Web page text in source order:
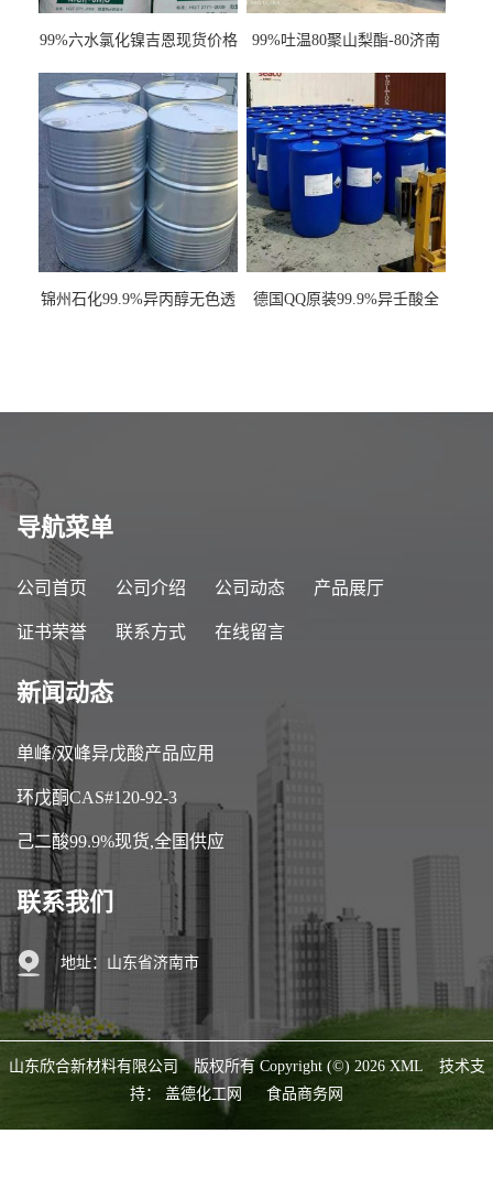
99%六水氯化镍吉恩现货价格
99%吐温80聚山梨酯-80济南
锦州石化99.9%异丙醇无色透
德国QQ原装99.9%异壬酸全
导航菜单
公司首页 公司介绍 公司动态 产品展厅
证书荣誉 联系方式 在线留言
新闻动态
单峰/双峰异戊酸产品应用
环戊酮CAS#120-92-3
己二酸99.9%现货,全国供应
联系我们
地址：山东省济南市
山东欣合新材料有限公司 版权所有 Copyright (©) 2026XML
技术支
持： 盖德化工网 食品商务网